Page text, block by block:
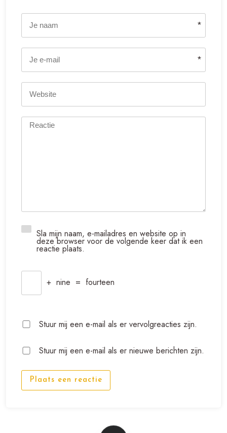
*
*
Sla mijn naam, e-mailadres en website op in
deze browser voor de volgende keer dat ik een
reactie plaats.
+ nine = fourteen
Stuur mij een e-mail als er vervolgreacties zijn.
Stuur mij een e-mail als er nieuwe berichten zijn.
Plaats een reactie